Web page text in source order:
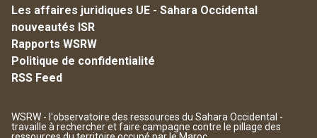
Les affaires juridiques UE - Sahara Occidental
nouveautés ISR
Rapports WSRW
Politique de confidentialité
RSS Feed
WSRW - l'observatoire des ressources du Sahara Occidental -
travaille à rechercher et faire campagne contre le pillage des